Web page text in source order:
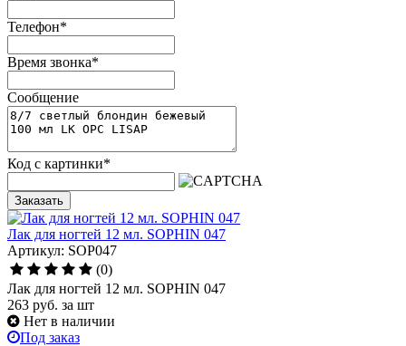
Телефон*
Время звонка*
Сообщение
Код с картинки*
Заказать
Лак для ногтей 12 мл. SOPHIN 047
Артикул: SOP047
(0)
Лак для ногтей 12 мл. SOPHIN 047
263 руб. за шт
Нет в наличии
Под заказ